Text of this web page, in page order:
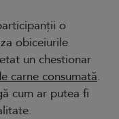
o
obiceiurile
un chestionar
carne consumată.
cum ar putea fi